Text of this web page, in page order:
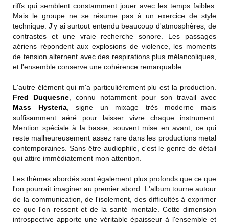
riffs qui semblent constamment jouer avec les temps faibles.
Mais le groupe ne se résume pas à un exercice de style
technique. J'y ai surtout entendu beaucoup d'atmosphères, de
contrastes et une vraie recherche sonore. Les passages
aériens répondent aux explosions de violence, les moments
de tension alternent avec des respirations plus mélancoliques,
et l'ensemble conserve une cohérence remarquable.
L'autre élément qui m'a particulièrement plu est la production.
Fred Duquesne, connu notamment pour son travail avec
Mass Hysteria, signe un mixage très moderne mais
suffisamment aéré pour laisser vivre chaque instrument.
Mention spéciale à la basse, souvent mise en avant, ce qui
reste malheureusement assez rare dans les productions metal
contemporaines. Sans être audiophile, c'est le genre de détail
qui attire immédiatement mon attention.
Les thèmes abordés sont également plus profonds que ce que
l'on pourrait imaginer au premier abord. L'album tourne autour
de la communication, de l'isolement, des difficultés à exprimer
ce que l'on ressent et de la santé mentale. Cette dimension
introspective apporte une véritable épaisseur à l'ensemble et